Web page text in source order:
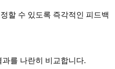
할 수 있도록 즉각적인 피드백
를 나란히 비교합니다.